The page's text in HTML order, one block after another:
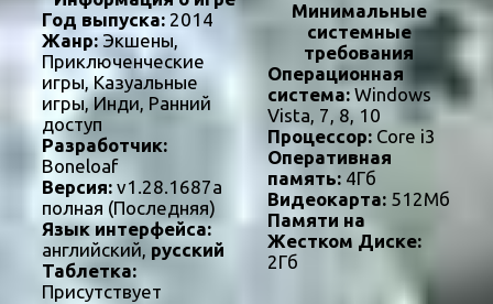
Год выпуска: 2014
Жанр:Экшены,
Приключенческие
игры, Казуальные
игры, Инди, Ранний
доступ
Разработчик:
Boneloaf
Версия: v1.28.1687a
полная (Последняя)
Язык интерфейса:
английский, русский
Таблетка:
Присутствует
Минимальные
системные
требования
Операционная
система:Windows
Vista, 7, 8, 10
Процессор:Core i3
Оперативная
память:4Гб
Видеокарта:512Мб
Памяти на
Жестком Диске:
2Гб